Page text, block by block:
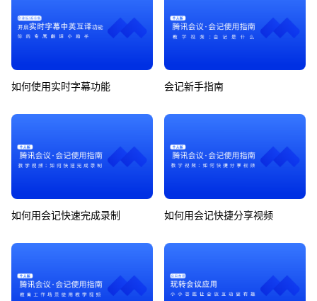
如何使用实时字幕功能 会记新手指南
如何用会记快速完成录制 如何用会记快捷分享视频